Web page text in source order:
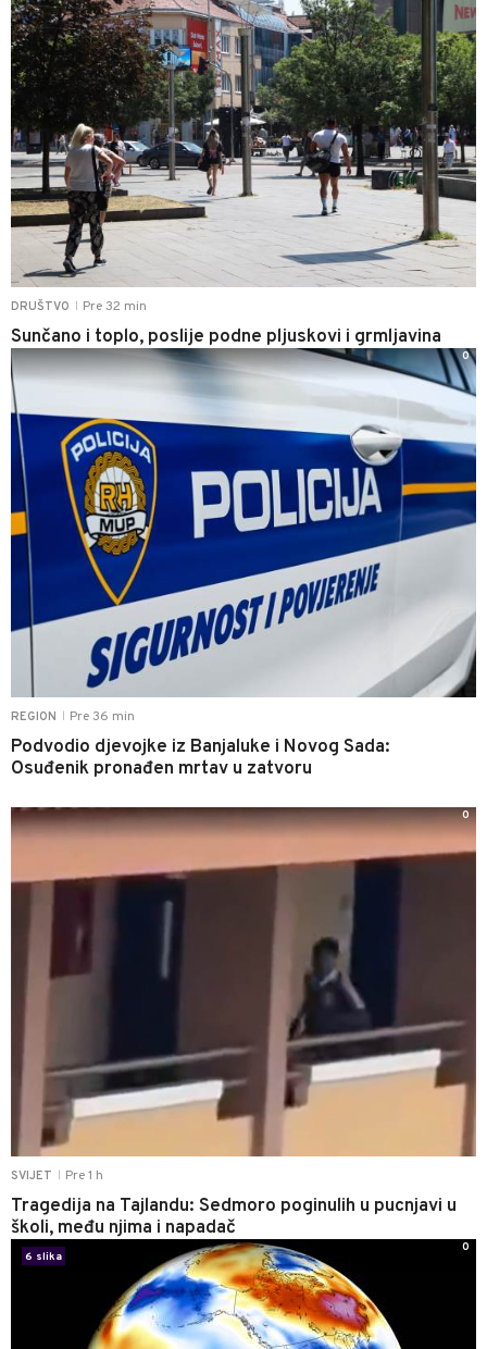
DRUŠTVO Pre 32 min
Sunčano i toplo, poslije podne pljuskovi i grmljavina
REGION Pre 36 min
Podvodio djevojke iz Banjaluke i Novog Sada:
Osuđenik pronađen mrtav u zatvoru
0
SVIJET Pre 1 h
Tragedija na Tajlandu: Sedmoro poginulih u pucnjavi u
školi, među njima i napadač
0
6 slika
0